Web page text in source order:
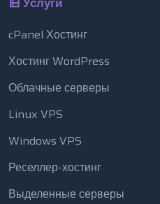
cPanel Хостинг
Хостинг WordPress
Облачные серверы
Linux VPS
Windows VPS
Реселлер-хостинг
Выделенные серверы